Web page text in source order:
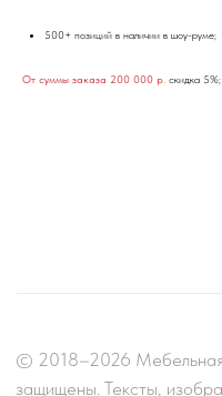
500+ позиций в наличии в шоу-руме;
От суммы заказа 200 000 р скидка 5%;